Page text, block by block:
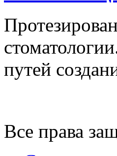
путей
Все права